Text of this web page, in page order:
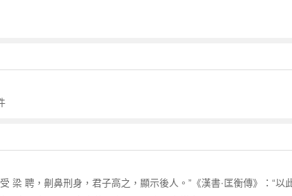
梁 聘，劓鼻刑身，君子高之，顯示後人。”《漢書·匡衡傳》：“